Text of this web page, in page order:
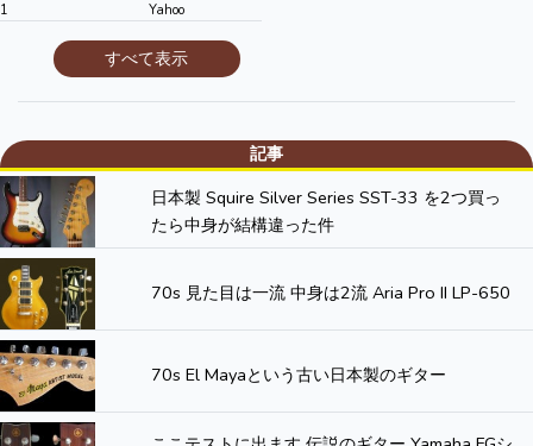
1
Yahoo
すべて表示
記事
日本製 Squire Silver Series SST-33 を2つ買っ
たら中身が結構違った件
70s 見た目は一流 中身は2流 Aria Pro II LP-650
70s El Mayaという古い日本製のギター